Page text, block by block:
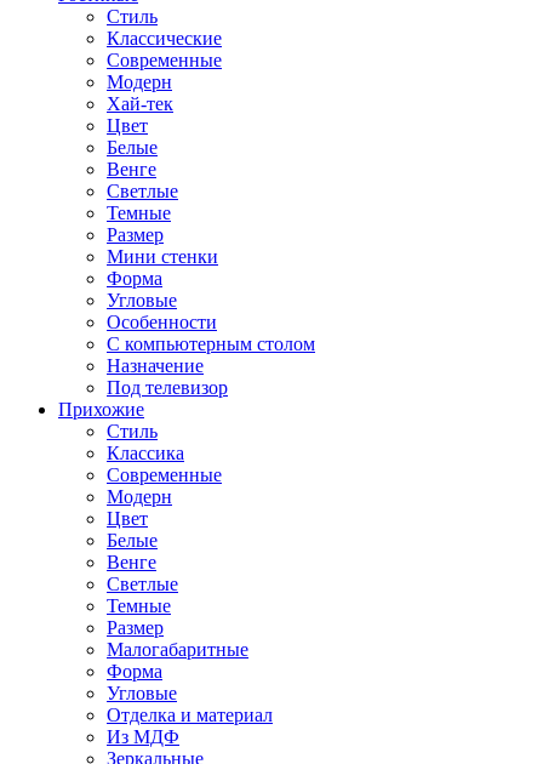
Стиль
Классические
Современные
Модерн
Хай-тек
Цвет
Белые
Венге
Светлые
Темные
Размер
Мини стенки
Форма
Угловые
Особенности
С компьютерным столом
Назначение
Под телевизор
Прихожие
Стиль
Классика
Современные
Модерн
Цвет
Белые
Венге
Светлые
Темные
Размер
Малогабаритные
Форма
Угловые
Отделка и материал
Из МДФ
Зеркальные